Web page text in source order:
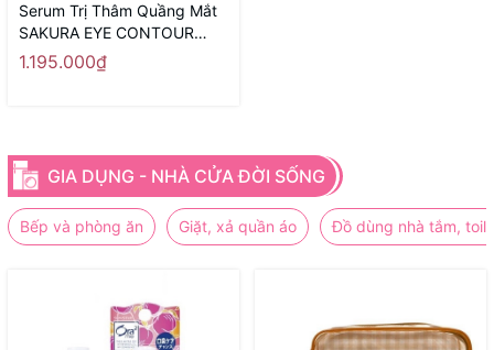
Serum Trị Thâm Quầng Mắt
SAKURA EYE CONTOUR
SERUM
1.195.000₫
GIA DỤNG - NHÀ CỬA ĐỜI SỐNG
Bếp và phòng ăn Giặt, xả quần áo Đồ dùng nhà tắm,